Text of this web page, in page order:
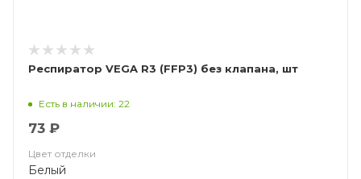
Респиратор VEGA R3 (FFP3) без клапана, шт
Есть в наличии: 22
73 ₽
Цвет отделки
Белый